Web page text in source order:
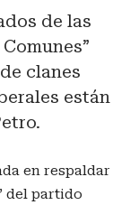
de las
clanes
están
en respaldar
del partido